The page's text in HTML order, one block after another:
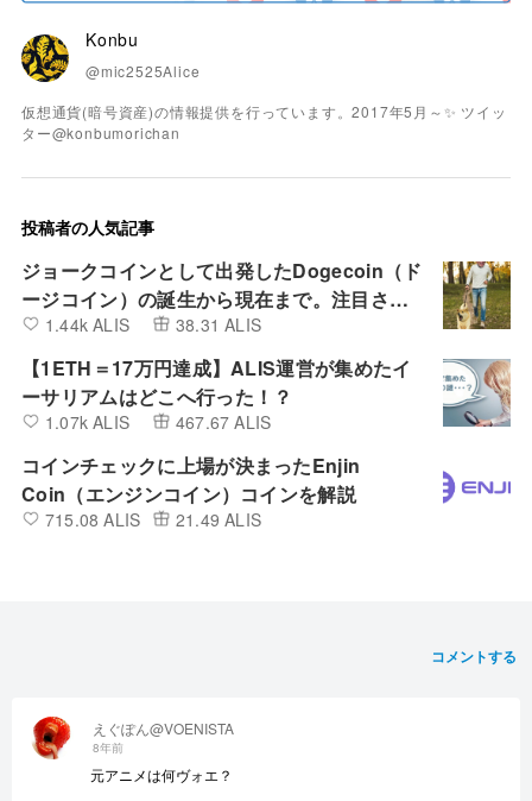
Konbu
@mic2525Alice
仮想通貨(暗号資産)の情報提供を行っています。2017年5月～✨ ツイッ
ター@konbumorichan
投稿者の人気記事
ジョークコインとして出発したDogecoin（ド
ージコイン）の誕生から現在まで。注目され
る非証券性🐶
1.44k ALIS 38.31 ALIS
【1ETH＝17万円達成】ALIS運営が集めたイ
ーサリアムはどこへ行った！？
1.07k ALIS 467.67 ALIS
コインチェックに上場が決まったEnjin
Coin（エンジンコイン）コインを解説
715.08 ALIS 21.49 ALIS
コメントする
えぐぽん@VOENISTA
8年前
元アニメは何ヴォエ？